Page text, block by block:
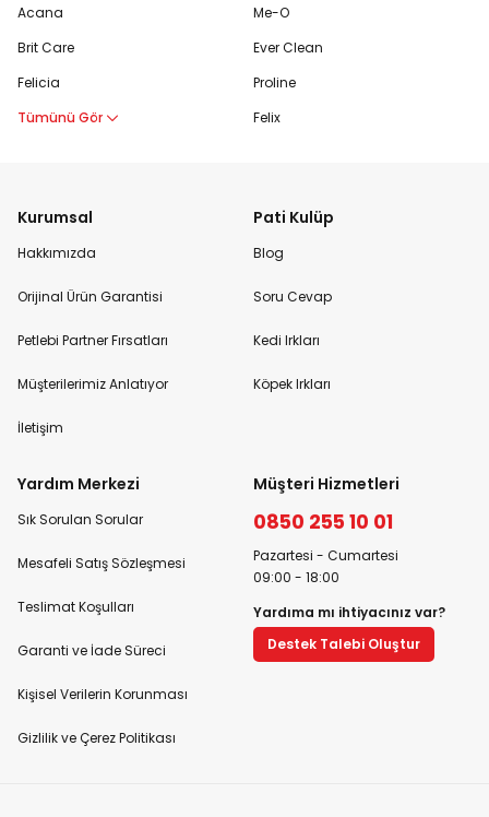
Acana
Brit Care
Felicia
Tümünü Gör
Me-O
Ever Clean
Proline
Felix
Kurumsal
Hakkımızda
Orijinal Ürün Garantisi
Petlebi Partner Fırsatları
Müşterilerimiz Anlatıyor
İletişim
Pati Kulüp
Blog
Soru Cevap
Kedi Irkları
Köpek Irkları
Yardım Merkezi
Sık Sorulan Sorular
Mesafeli Satış Sözleşmesi
Teslimat Koşulları
Garanti ve İade Süreci
Kişisel Verilerin Korunması
Gizlilik ve Çerez Politikası
Müşteri Hizmetleri
0850 255 10 01
Pazartesi - Cumartesi
09:00 - 18:00
Yardıma mı ihtiyacınız var?
Destek Talebi Oluştur